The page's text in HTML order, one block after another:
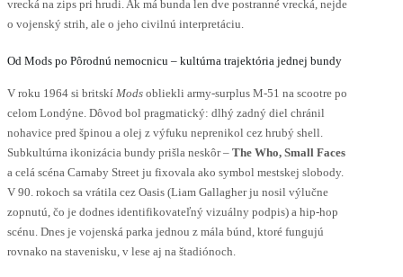
vrecká na zips pri hrudi. Ak má bunda len dve postranné vrecká, nejde
o vojenský strih, ale o jeho civilnú interpretáciu.
Od Mods po Pôrodnú nemocnicu – kultúrna trajektória jednej bundy
V roku 1964 si britskí Mods obliekli army-surplus M-51 na scootre po
celom Londýne. Dôvod bol pragmatický: dlhý zadný diel chránil
nohavice pred špinou a olej z výfuku neprenikol cez hrubý shell.
Subkultúrna ikonizácia bundy prišla neskôr – The Who, Small Faces
a celá scéna Carnaby Street ju fixovala ako symbol mestskej slobody.
V 90. rokoch sa vrátila cez Oasis (Liam Gallagher ju nosil výlučne
zopnutú, čo je dodnes identifikovateľný vizuálny podpis) a hip-hop
scénu. Dnes je vojenská parka jednou z mála búnd, ktoré fungujú
rovnako na stavenisku, v lese aj na štadiónoch.